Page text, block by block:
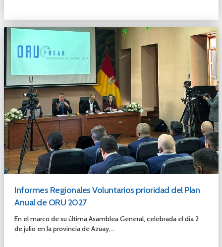
Informes Regionales Voluntarios prioridad del Plan
Anual de ORU 2027
En el marco de su última Asamblea General, celebrada el día 2
de julio en la provincia de Azuay,...